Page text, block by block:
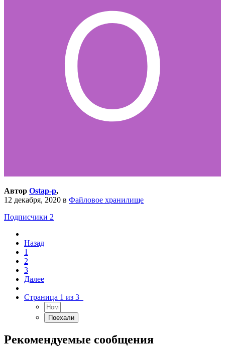
Автор Ostap-p,
12 декабря, 2020 в Файловое хранилище
Подписчики 2
Назад
1
2
3
Далее
Страница 1 из 3
Рекомендуемые сообщения